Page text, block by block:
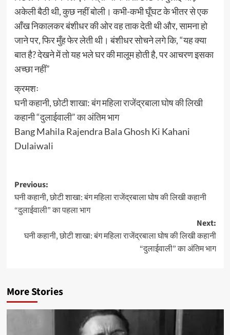
अकेली बैठी थी, कुछ नहीं बोली। कभी-कभी घूँघट के भीतर से एक
आँख निकालकर बंशीधर की ओर वह ताक देती थी और, सामना हो
जाने पर, फिर मुँह फेर लेती थी। बंशीधर सोचने लगे कि, “यह क्या
बात है? देखने में तो यह भले घर की मालूम होती है, पर आचरण इसका
अच्छा नहीं”
क्रमशः
घनी कहानी, छोटी शाखा: बंग महिला राजेंद्रबाला घोष की लिखी
कहानी “दुलाईवाली” का अंतिम भाग
Bang Mahila Rajendra Bala Ghosh Ki Kahani
Dulaiwali
Post
navigation
Previous:
घनी कहानी, छोटी शाखा: बंग महिला राजेंद्रबाला घोष की लिखी कहानी
“दुलाईवाली” का पहला भाग
Next:
घनी कहानी, छोटी शाखा: बंग महिला राजेंद्रबाला घोष की लिखी कहानी
“दुलाईवाली” का अंतिम भाग
More Stories